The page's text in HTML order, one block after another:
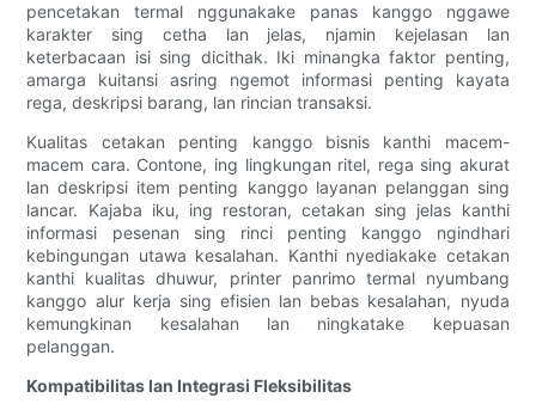
pencetakan termal nggunakake panas kanggo nggawe
karakter sing cetha lan jelas, njamin kejelasan lan
keterbacaan isi sing dicithak. Iki minangka faktor penting,
amarga kuitansi asring ngemot informasi penting kayata
rega, deskripsi barang, lan rincian transaksi.
Kualitas cetakan penting kanggo bisnis kanthi macem-
macem cara. Contone, ing lingkungan ritel, rega sing akurat
lan deskripsi item penting kanggo layanan pelanggan sing
lancar. Kajaba iku, ing restoran, cetakan sing jelas kanthi
informasi pesenan sing rinci penting kanggo ngindhari
kebingungan utawa kesalahan. Kanthi nyediakake cetakan
kanthi kualitas dhuwur, printer panrimo termal nyumbang
kanggo alur kerja sing efisien lan bebas kesalahan, nyuda
kemungkinan kesalahan lan ningkatake kepuasan
pelanggan.
Kompatibilitas lan Integrasi Fleksibilitas